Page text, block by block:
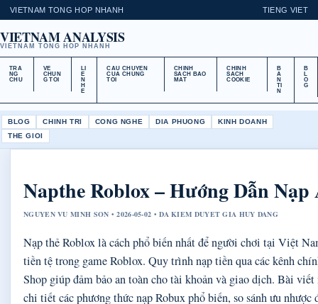
VIETNAM TONG HOP NHANH TIENG VIET
VIETNAM ANALYSIS
VIETNAM TONG HOP NHANH
TRA
NG
CHU
VE
CHUN
G TOI
LI
E
N
H
E
CAU CHUYEN
CUA CHUNG
TOI
CHINH
SACH BAO
MAT
CHINH
SACH
COOKIE
B
A
N
TI
N
B
L
O
G
BLOG CHINH TRI CONG NGHE DIA PHUONG
KINH DOANH
THE GIOI
Napthe Roblox – Hướng Dẫn
NGUYEN VU MINH SON • 2026-05-02 • DA KIEM DUYET GIA HUY DANG
Nạp thẻ Roblox là cách phổ biến nhất để người chơi tại Việt
tiền tệ trong game Roblox. Quy trình nạp tiền qua các kênh
Shop giúp đảm bảo an toàn cho tài khoản và giao dịch. Bài
chi tiết các phương thức nạp Robux phổ biến, so sánh ưu nhược